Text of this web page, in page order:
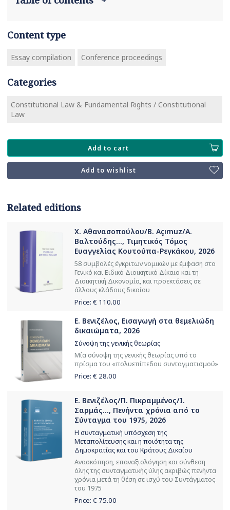
Content type
Essay compilation Conference proceedings
Categories
Constitutional Law & Fundamental Rights / Constitutional
Law
Add to cart
Add to wishlist
Related editions
Χ. Αθανασοπούλου/B. Açımuz/Α.
Βαλτούδης..., Τιμητικός Τόμος
Ευαγγελίας Κουτούπα-Ρεγκάκου, 2026
58 συμβολές έγκριτων νομικών με έμφαση στο
Γενικό και Ειδικό Διοικητικό Δίκαιο και τη
Διοικητική Δικονομία, και προεκτάσεις σε
άλλους κλάδους δικαίου
Price: € 110.00
Ε. Βενιζέλος, Εισαγωγή στα θεμελιώδη
δικαιώματα, 2026
Σύνοψη της γενικής θεωρίας
Μία σύνοψη της γενικής θεωρίας υπό το
πρίσμα του «πολυεπίπεδου συνταγματισμού»
Price: € 28.00
Ε. Βενιζέλος/Π. Πικραμμένος/Ι.
Σαρμάς..., Πενήντα χρόνια από το
Σύνταγμα του 1975, 2026
Η συνταγματική υπόσχεση της
Μεταπολίτευσης και η ποιότητα της
Δημοκρατίας και του Κράτους Δικαίου
Ανασκόπηση, επαναξιολόγηση και σύνθεση
όλης της συνταγματικής ύλης ακριβώς πενήντα
χρόνια μετά τη θέση σε ισχύ του Συντάγματος
του 1975
Price: € 75.00